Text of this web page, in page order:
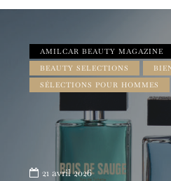
AMILCAR BEAUTY MAGAZINE
BEAUTY SELECTIONS
SÉLECTIONS POUR HOMMES
21 avril 2026